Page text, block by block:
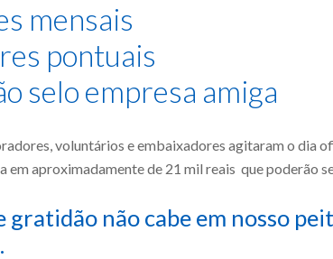
mensais
pontuais
selo empresa amiga
voluntários e embaixadores agitaram o dia
em aproximadamente de 21 mil reais que poderão
gratidão não cabe em nosso